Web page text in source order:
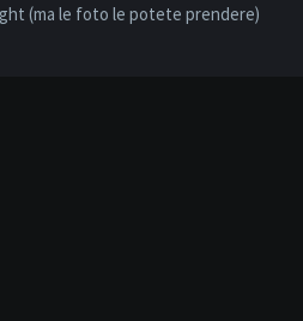
(ma le foto le potete prendere)